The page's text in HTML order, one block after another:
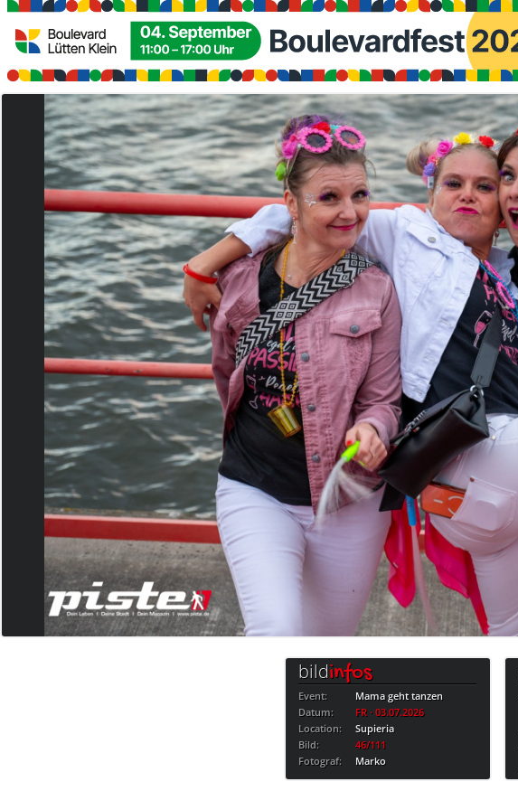
bildinfos
Event:
Mama geht tanzen
Datum:
FR · 03.07.2026
Location:
Supieria
Bild:
46/111
Fotograf:
Marko